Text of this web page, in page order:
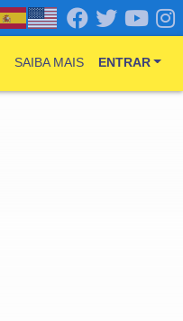
SAIBA MAIS ENTRAR